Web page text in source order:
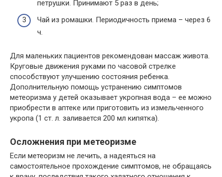
петрушки. Принимают 5 раз в день;
Чай из ромашки. Периодичность приема – через 6
ч.
Для маленьких пациентов рекомендован массаж живота.
Круговые движения руками по часовой стрелке
способствуют улучшению состояния ребенка.
Дополнительную помощь устранению симптомов
метеоризма у детей оказывает укропная вода – ее можно
приобрести в аптеке или приготовить из измельченного
укропа (1 ст. л. заливается 200 мл кипятка).
Осложнения при метеоризме
Если метеоризм не лечить, а надеяться на
самостоятельное прохождение симптомов, не обращаясь